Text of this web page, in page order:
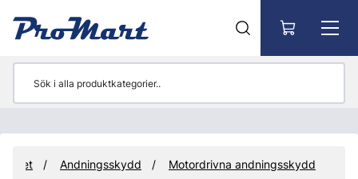
Andningsskydd Motordrivna andningsskydd